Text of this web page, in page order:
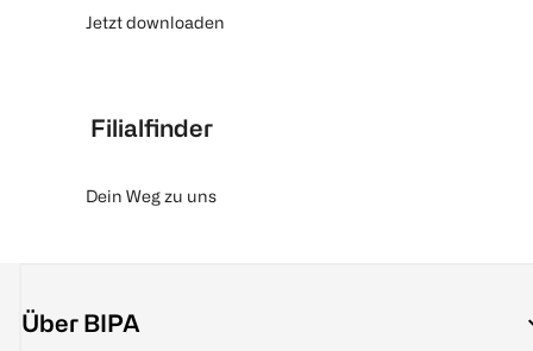
Jetzt downloaden
Filialfinder
Dein Weg zu uns
Über BIPA